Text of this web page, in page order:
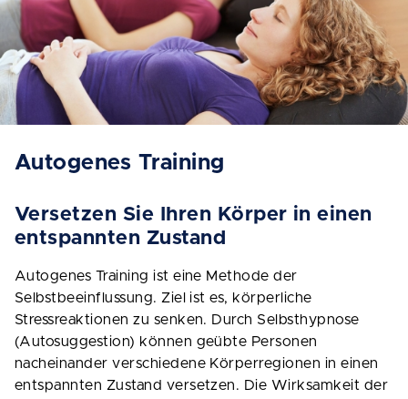
Autogenes Training
Versetzen Sie Ihren Körper in einen
entspannten Zustand
Autogenes Training ist eine Methode der
Selbstbeeinflussung. Ziel ist es, körperliche
Stressreaktionen zu senken. Durch Selbsthypnose
(Autosuggestion) können geübte Personen
nacheinander verschiedene Körperregionen in einen
entspannten Zustand versetzen. Die Wirksamkeit der